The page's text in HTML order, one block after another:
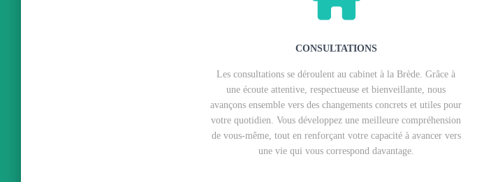
CONSULTATIONS
Les consultations se déroulent au cabinet à la Brède. Grâce à
une écoute attentive, respectueuse et bienveillante, nous
avançons ensemble vers des changements concrets et utiles pour
votre quotidien. Vous développez une meilleure compréhension
de vous-même, tout en renforçant votre capacité à avancer vers
une vie qui vous correspond davantage.